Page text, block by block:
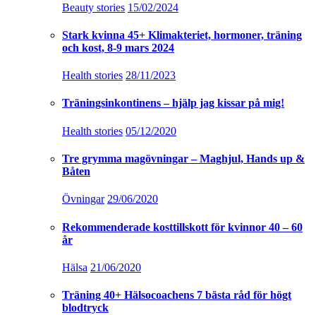
Beauty stories 15/02/2024
Stark kvinna 45+ Klimakteriet, hormoner, träning
och kost, 8-9 mars 2024
Health stories 28/11/2023
Träningsinkontinens – hjälp jag kissar på mig!
Health stories 05/12/2020
Tre grymma magövningar – Maghjul, Hands up &
Båten
Övningar 29/06/2020
Rekommenderade kosttillskott för kvinnor 40 – 60
år
Hälsa 21/06/2020
Träning 40+ Hälsocoachens 7 bästa råd för högt
blodtryck